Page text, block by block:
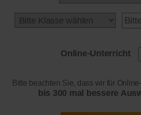
Online-Unterricht
Bitte beachten Sie, dass wir für
bis 300 mal bessere